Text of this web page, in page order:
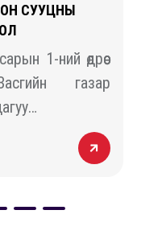
СУУЦНЫ
1-ний өдрөөс
газар